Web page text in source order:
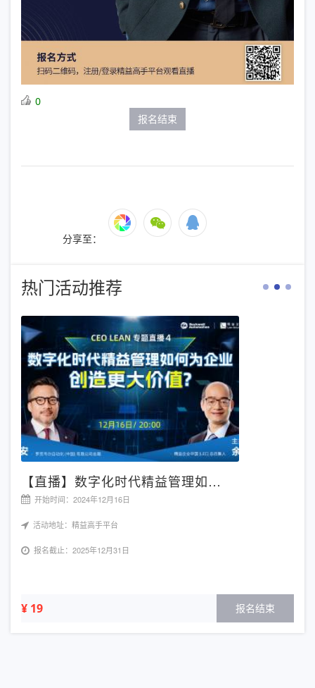
0
报名结束
分享至：
热门活动推荐
【直播】数字化时代精益管理如…
开始时间：2024年12月16日
活动地址：精益高手平台
报名截止：2025年12月31日
¥ 19 报名结束